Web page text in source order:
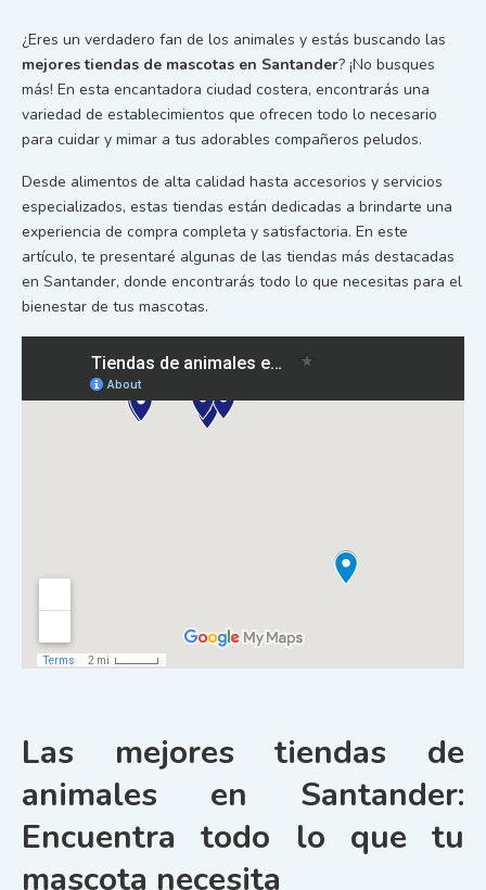
¿Eres un verdadero fan de los animales y estás buscando las
mejores tiendas de mascotas en Santander? ¡No busques
más! En esta encantadora ciudad costera, encontrarás una
variedad de establecimientos que ofrecen todo lo necesario
para cuidar y mimar a tus adorables compañeros peludos.
Desde alimentos de alta calidad hasta accesorios y servicios
especializados, estas tiendas están dedicadas a brindarte una
experiencia de compra completa y satisfactoria. En este
artículo, te presentaré algunas de las tiendas más destacadas
en Santander, donde encontrarás todo lo que necesitas para el
bienestar de tus mascotas.
Las mejores tiendas de
animales en Santander:
Encuentra todo lo que tu
mascota necesita